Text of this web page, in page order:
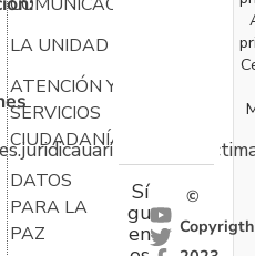
COMUNICACIONES
LA UNIDAD
ATENCIÓN Y
SERVICIOS
CIUDADANÍA
DATOS
PARA LA
PAZ
Sí
gu
en
©
Copyrigth